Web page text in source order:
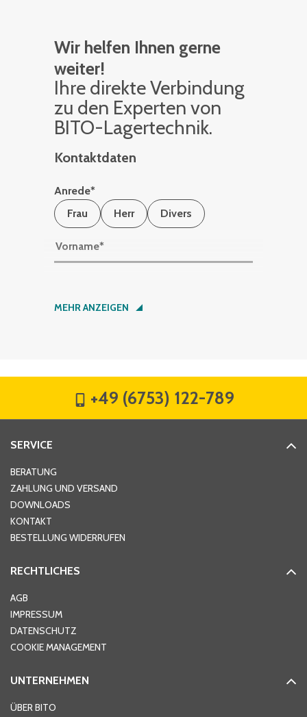
Wir helfen Ihnen gerne
weiter!
Ihre di­rek­te Ver­bin­dung
zu den Ex­per­ten von
BITO-La­ger­tech­nik.
Kontaktdaten
Anrede*
Frau
Herr Divers
Vorname*
Nachname*
Hausnummer
Ort*
Telefon
MEHR ANZEIGEN
+49 (6753) 122-789
SERVICE
BERATUNG
ZAHLUNG UND VERSAND
DOWNLOADS
KONTAKT
BESTELLUNG WIDERRUFEN
RECHTLICHES
AGB
IMPRESSUM
DATENSCHUTZ
COOKIE MANAGEMENT
UNTERNEHMEN
ÜBER BITO